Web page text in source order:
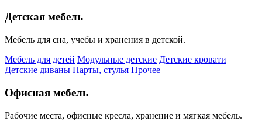
Детская мебель
Мебель для сна, учебы и хранения в детской.
Мебель для детей Модульные детские Детские кровати
Детские диваны Парты, стулья Прочее
Офисная мебель
Рабочие места, офисные кресла, хранение и мягкая мебель.